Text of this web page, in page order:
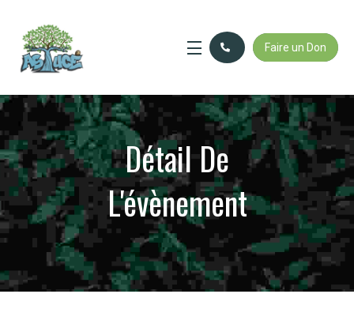
Faire un Don
Détail De
L'évènement